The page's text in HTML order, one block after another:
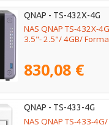
QNAP - TS-432X-4G
NAS QNAP TS-432X-
3.5"- 2.5"/ 4GB/
830,08 €
QNAP - TS-433-4G
NAS QNAP TS-433-